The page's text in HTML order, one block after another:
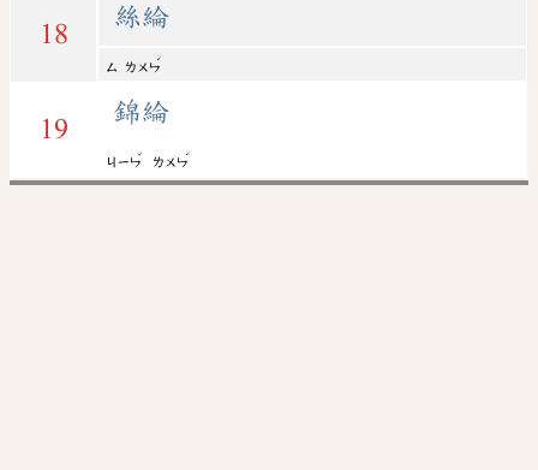
18
絲綸
ㄙ ㄌㄨㄣ
ˊ
19
錦綸
ㄐㄧㄣ
ˇ
ㄌㄨㄣ
ˊ